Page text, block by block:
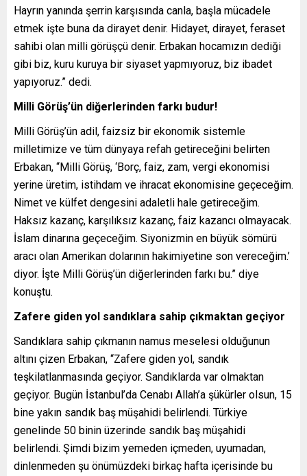
Hayrın yanında şerrin karşısında canla, başla mücadele
etmek işte buna da dirayet denir. Hidayet, dirayet, feraset
sahibi olan milli görüşçü denir. Erbakan hocamızın dediği
gibi biz, kuru kuruya bir siyaset yapmıyoruz, biz ibadet
yapıyoruz.” dedi.
Milli Görüş’ün diğerlerinden farkı budur!
Milli Görüş’ün adil, faizsiz bir ekonomik sistemle
milletimize ve tüm dünyaya refah getireceğini belirten
Erbakan, “Milli Görüş, ‘Borç, faiz, zam, vergi ekonomisi
yerine üretim, istihdam ve ihracat ekonomisine geçeceğim.
Nimet ve külfet dengesini adaletli hale getireceğim.
Haksız kazanç, karşılıksız kazanç, faiz kazancı olmayacak.
İslam dinarına geçeceğim. Siyonizmin en büyük sömürü
aracı olan Amerikan dolarının hakimiyetine son vereceğim.’
diyor. İşte Milli Görüş’ün diğerlerinden farkı bu.” diye
konuştu.
Zafere giden yol sandıklara sahip çıkmaktan geçiyor
Sandıklara sahip çıkmanın namus meselesi olduğunun
altını çizen Erbakan, “Zafere giden yol, sandık
teşkilatlanmasında geçiyor. Sandıklarda var olmaktan
geçiyor. Bugün İstanbul’da Cenabı Allah’a şükürler olsun, 15
bine yakın sandık baş müşahidi belirlendi. Türkiye
genelinde 50 binin üzerinde sandık baş müşahidi
belirlendi. Şimdi bizim yemeden içmeden, uyumadan,
dinlenmeden şu önümüzdeki birkaç hafta içerisinde bu